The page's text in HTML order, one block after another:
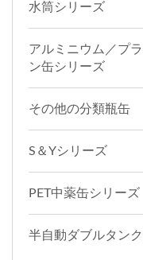
水筒シリーズ
アルミニウム／プ
ン缶シリーズ
その他の分類瓶缶
S＆Yシリーズ
PET中薬缶シリーズ
半自動ダブルタン